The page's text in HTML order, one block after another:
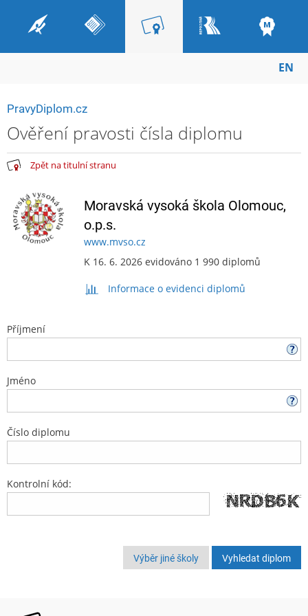
EN
PravyDiplom.cz
Ověření pravosti čísla diplomu
Zpět na titulní stranu
Moravská vysoká škola Olomouc,
o.p.s.
www.mvso.cz
K 16. 6. 2026 evidováno 1 990 diplomů
Informace o evidenci diplomů
Příjmení
Jméno
Číslo diplomu
Kontrolní kód:
Výběr jiné školy